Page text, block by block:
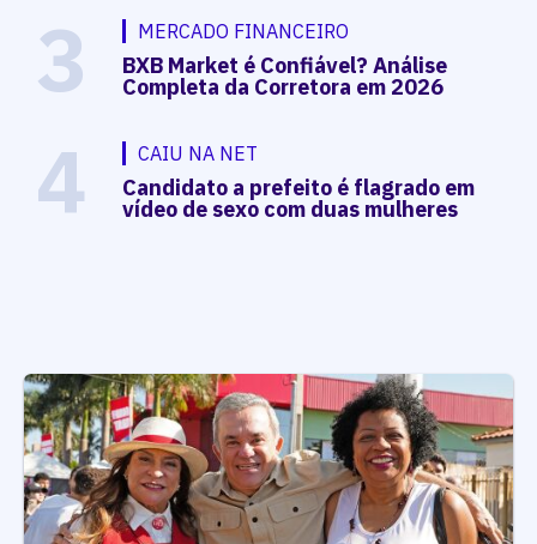
3 MERCADO FINANCEIRO
BXB Market é Confiável? Análise
Completa da Corretora em 2026
4 CAIU NA NET
Candidato a prefeito é flagrado em
vídeo de sexo com duas mulheres